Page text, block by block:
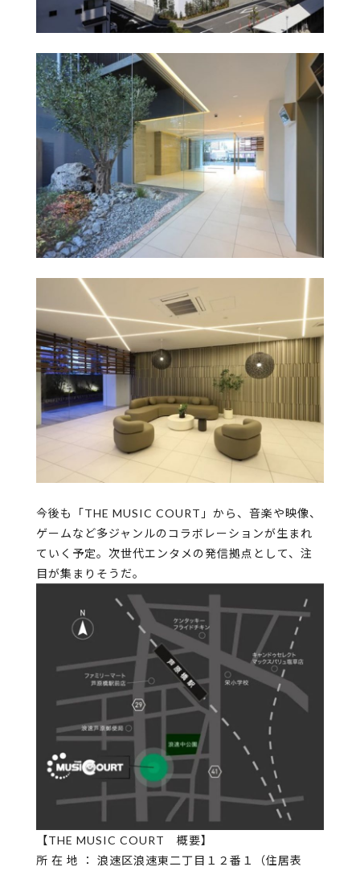
今後も「THE MUSIC COURT」から、音楽や映像、
ゲームなど多ジャンルのコラボレーションが生まれ
ていく予定。次世代エンタメの発信拠点として、注
目が集まりそうだ。
【THE MUSIC COURT 概要】
​所 在 地 ： 浪速区浪速東二丁目１２番１（住居表